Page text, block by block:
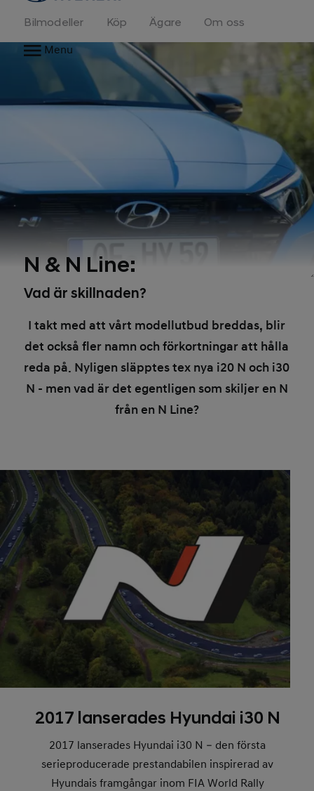
Bilmodeller Köp Ägare
Om oss
Menu
N & N Line:
Vad är skillnaden?
I takt med att vårt modellutbud breddas, blir
det också fler namn och förkortningar att hålla
reda på. Nyligen släpptes tex nya i20 N och i30
N - men vad är det egentligen som skiljer en N
från en N Line?
2017 lanserades Hyundai i30 N
2017 lanserades Hyundai i30 N – den första
serieproducerade prestandabilen inspirerad av
Hyundais framgångar inom FIA World Rally